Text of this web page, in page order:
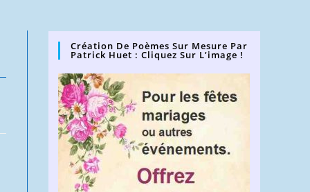
Création De Poèmes Sur Mesure Par
Patrick Huet : Cliquez Sur L’image !